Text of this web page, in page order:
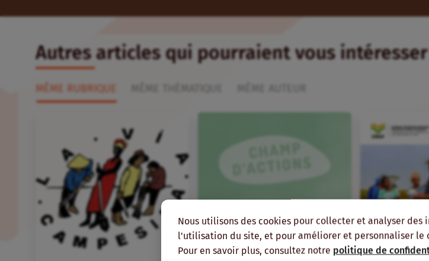
Nous utilisons des cookies pour collecter et analyser des
l'utilisation du site, et pour améliorer et personnaliser le
Pour en savoir plus, consultez notre politique de
Autres articles qui pourraient vous intéresser
MÊME RUBRIQUE